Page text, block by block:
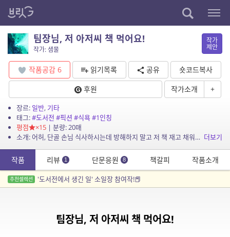
팀장님, 저 아저씨 책 먹어요!
작가: 샘물
작가
제안
작품공감 6 읽기목록 공유
숏코드복사
후원
작가소개 +
장르: 일반, 기타
태그:#도서전 #픽션 #식욕#1인칭
평점
×15| 분량: 20매
소개: 어허, 단골 손님 식사하시는데 방해하지 말고 저 책 재고 채워둬요. 더보기
작품 리뷰 1 단문응원 8 책갈피 작품소개
추천셀렉션 '도서전에서 생긴 일' 소일장 참여작!📕
팀장님, 저 아저씨 책 먹어요!